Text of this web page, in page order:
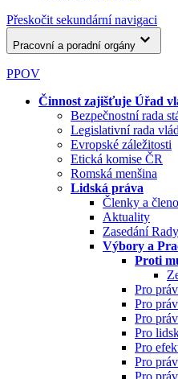
Přeskočit sekundární navigaci
Pracovní a poradní orgány
PPOV
Činnost zajišťuje Úřad
Bezpečnostní rada
Legislativní rada
Evropské záležitosti
Etická komise ČR
Romská menšina
Lidská práva
Členky a
Aktuality
Zasedání Rady
Výbory a
Proti
Pro
Pro
Pro
Pro
Pro
Pro
Pro